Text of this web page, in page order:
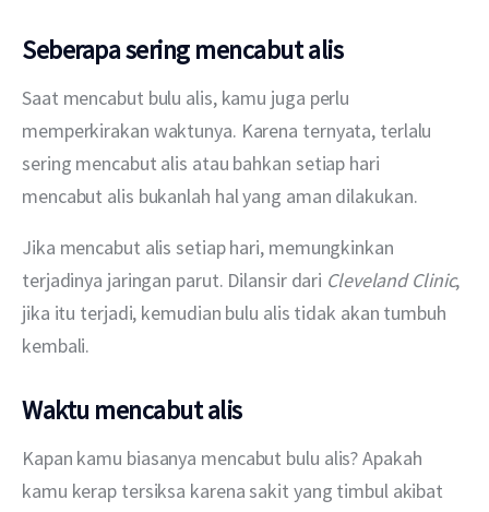
Seberapa sering mencabut alis
Saat mencabut bulu alis, kamu juga perlu
memperkirakan waktunya. Karena ternyata, terlalu
sering mencabut alis atau bahkan setiap hari
mencabut alis bukanlah hal yang aman dilakukan.
Jika mencabut alis setiap hari, memungkinkan
terjadinya jaringan parut. Dilansir dari Cleveland Clinic,
jika itu terjadi, kemudian bulu alis tidak akan tumbuh
kembali.
Waktu mencabut alis
Kapan kamu biasanya mencabut bulu alis? Apakah
kamu kerap tersiksa karena sakit yang timbul akibat